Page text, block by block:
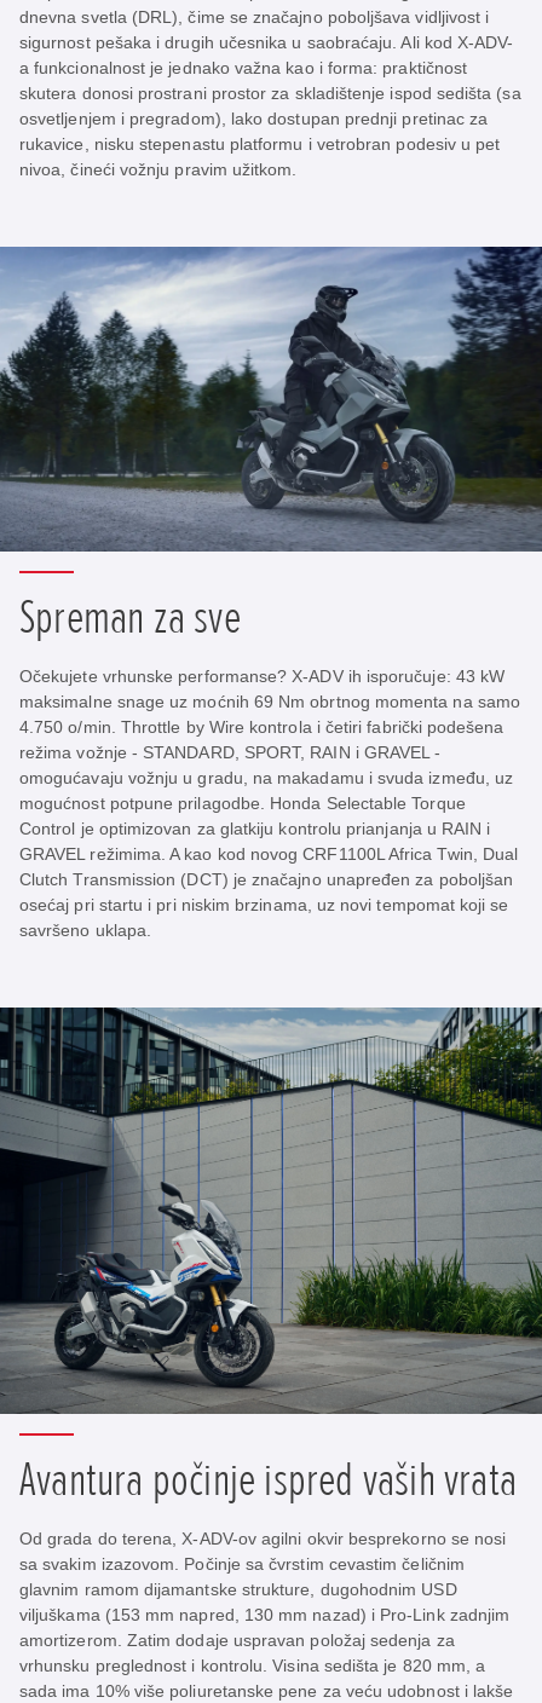
dnevna svetla (DRL), čime se značajno poboljšava vidljivost i
sigurnost pešaka i drugih učesnika u saobraćaju. Ali kod X-ADV-
a funkcionalnost je jednako važna kao i forma: praktičnost
skutera donosi prostrani prostor za skladištenje ispod sedišta (sa
osvetljenjem i pregradom), lako dostupan prednji pretinac za
rukavice, nisku stepenastu platformu i vetrobran podesiv u pet
nivoa, čineći vožnju pravim užitkom.
Spreman za sve
Očekujete vrhunske performanse? X-ADV ih isporučuje: 43 kW
maksimalne snage uz moćnih 69 Nm obrtnog momenta na samo
4.750 o/min. Throttle by Wire kontrola i četiri fabrički podešena
režima vožnje - STANDARD, SPORT, RAIN i GRAVEL -
omogućavaju vožnju u gradu, na makadamu i svuda između, uz
mogućnost potpune prilagodbe. Honda Selectable Torque
Control je optimizovan za glatkiju kontrolu prianjanja u RAIN i
GRAVEL režimima. A kao kod novog CRF1100L Africa Twin, Dual
Clutch Transmission (DCT) je značajno unapređen za poboljšan
osećaj pri startu i pri niskim brzinama, uz novi tempomat koji se
savršeno uklapa.
Avantura počinje ispred vaših vrata
Od grada do terena, X-ADV-ov agilni okvir besprekorno se nosi
sa svakim izazovom. Počinje sa čvrstim cevastim čeličnim
glavnim ramom dijamantske strukture, dugohodnim USD
viljuškama (153 mm napred, 130 mm nazad) i Pro-Link zadnjim
amortizerom. Zatim dodaje uspravan položaj sedenja za
vrhunsku preglednost i kontrolu. Visina sedišta je 820 mm, a
sada ima 10% više poliuretanske pene za veću udobnost i lakše